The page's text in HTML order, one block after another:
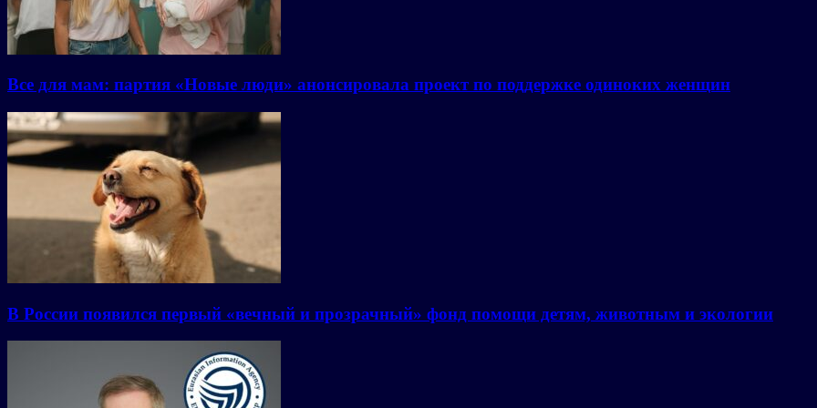
Все для мам: партия «Новые люди» анонсировала проект по поддержке одиноких женщин
В России появился первый «вечный и прозрачный» фонд помощи детям, животным и экологии